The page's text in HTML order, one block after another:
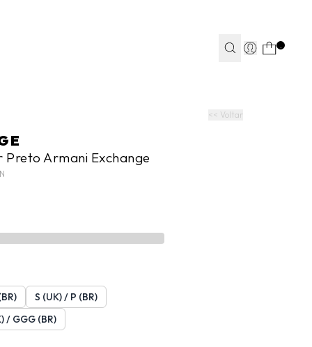
<< Voltar
Preto Armani Exchange
S (UK) / P (BR)
/ GGG (BR)